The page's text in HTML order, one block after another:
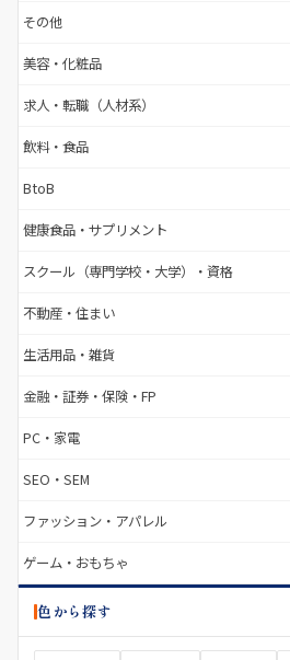
その他
美容・化粧品
求人・転職（人材系）
飲料・食品
BtoB
健康食品・サプリメント
スクール（専門学校・大学）・資格
不動産・住まい
生活用品・雑貨
金融・証券・保険・FP
PC・家電
SEO・SEM
ファッション・アパレル
ゲーム・おもちゃ
色から探す